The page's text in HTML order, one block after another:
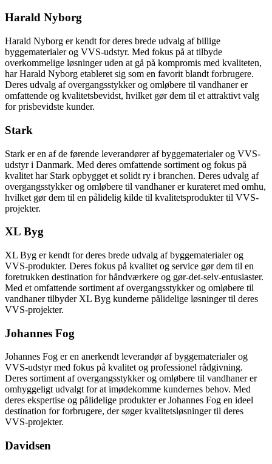
Harald Nyborg
Harald Nyborg er kendt for deres brede udvalg af billige
byggematerialer og VVS-udstyr. Med fokus på at tilbyde
overkommelige løsninger uden at gå på kompromis med kvaliteten,
har Harald Nyborg etableret sig som en favorit blandt forbrugere.
Deres udvalg af overgangsstykker og omløbere til vandhaner er
omfattende og kvalitetsbevidst, hvilket gør dem til et attraktivt valg
for prisbevidste kunder.
Stark
Stark er en af de førende leverandører af byggematerialer og VVS-
udstyr i Danmark. Med deres omfattende sortiment og fokus på
kvalitet har Stark opbygget et solidt ry i branchen. Deres udvalg af
overgangsstykker og omløbere til vandhaner er kurateret med omhu,
hvilket gør dem til en pålidelig kilde til kvalitetsprodukter til VVS-
projekter.
XL Byg
XL Byg er kendt for deres brede udvalg af byggematerialer og
VVS-produkter. Deres fokus på kvalitet og service gør dem til en
foretrukken destination for håndværkere og gør-det-selv-entusiaster.
Med et omfattende sortiment af overgangsstykker og omløbere til
vandhaner tilbyder XL Byg kunderne pålidelige løsninger til deres
VVS-projekter.
Johannes Fog
Johannes Fog er en anerkendt leverandør af byggematerialer og
VVS-udstyr med fokus på kvalitet og professionel rådgivning.
Deres sortiment af overgangsstykker og omløbere til vandhaner er
omhyggeligt udvalgt for at imødekomme kundernes behov. Med
deres ekspertise og pålidelige produkter er Johannes Fog en ideel
destination for forbrugere, der søger kvalitetsløsninger til deres
VVS-projekter.
Davidsen